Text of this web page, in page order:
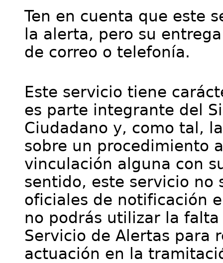
Ten en cuenta que este
la alerta, pero su
de correo o telefonía.
Este servicio tiene
es parte integrante del
Ciudadano y, como tal,
sobre un procedimiento
vinculación alguna con
sentido, este servicio no
oficiales de notificación
no podrás utilizar la
Servicio de Alertas para
actuación en la